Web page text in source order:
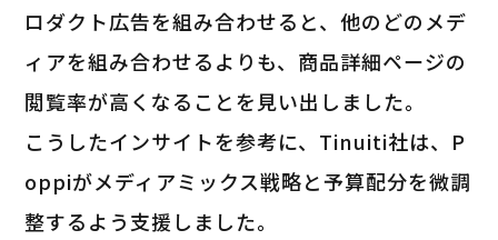
ロダクト広告を組み合わせると、他のどのメデ
ィアを組み合わせるよりも、商品詳細ページの
閲覧率が高くなることを見い出しました。
こうしたインサイトを参考に、Tinuiti社は、P
oppiがメディアミックス戦略と予算配分を微調
整するよう支援しました。